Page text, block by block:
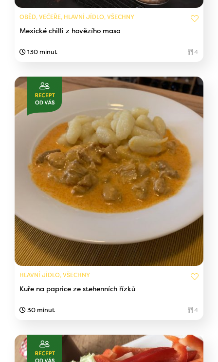
OBĚD, VEČEŘE, HLAVNÍ JÍDLO, VŠECHNY
Mexické chilli z hovězího masa
130 minut 4
HLAVNÍ JÍDLO, VŠECHNY
Kuře na paprice ze stehenních řízků
30 minut 4